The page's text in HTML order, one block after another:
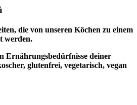
die von unseren Köchen zu einem
werden.
Ernährungsbedürfnisse deiner
glutenfrei, vegetarisch, vegan